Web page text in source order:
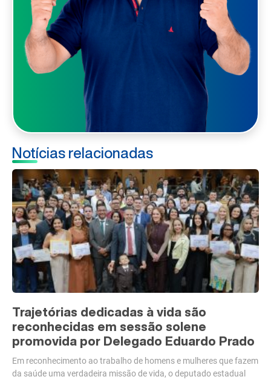
Notícias relacionadas
Trajetórias dedicadas à vida são
reconhecidas em sessão solene
promovida por Delegado Eduardo Prado
Em reconhecimento ao trabalho de homens e mulheres que fazem
da saúde uma verdadeira missão de vida, o deputado estadual